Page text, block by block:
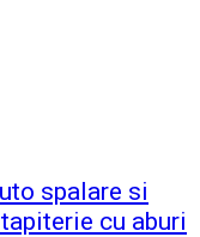
spalare si
cu aburi